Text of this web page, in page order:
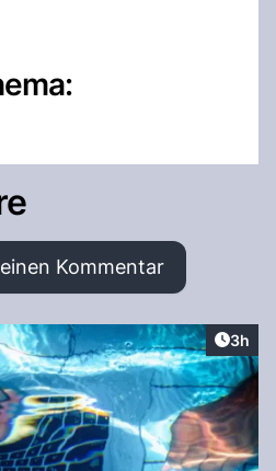
Kommentar
3h